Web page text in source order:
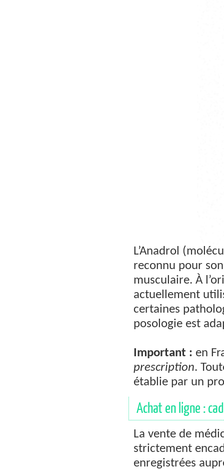
L’Anadrol
reconnu pour
musculaire. À
actuellement
certaines
posologie est
Important : en
prescription.
établie par un
Achat en ligne :
La vente de
strictement
enregistrées